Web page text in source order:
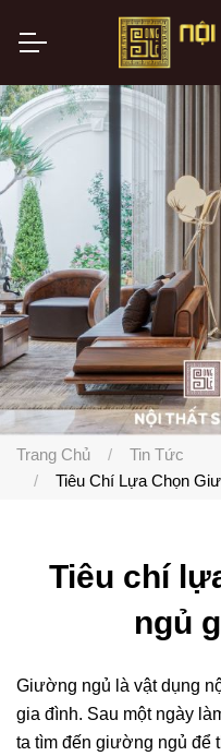
Trang Chủ
Tin Tức
Tiêu Chí Lựa Chọn
Tiêu chí
ngủ
Giường ngủ là vật dụng
gia đình. Sau một ngày
ta tìm đến giường ngủ để